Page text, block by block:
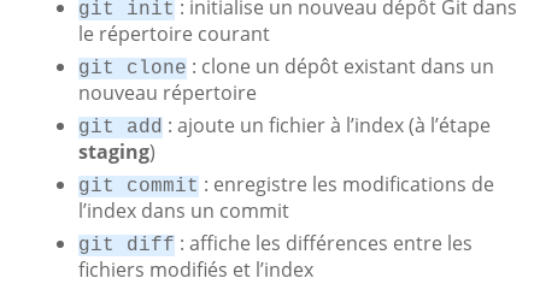
git init : initialise un nouveau dépôt Git dans
le répertoire courant
git clone : clone un dépôt existant dans un
nouveau répertoire
git add : ajoute un fichier à l’index (à l’étape
staging)
git commit : enregistre les modifications de
l’index dans un commit
git diff : affiche les différences entre les
fichiers modifiés et l’index